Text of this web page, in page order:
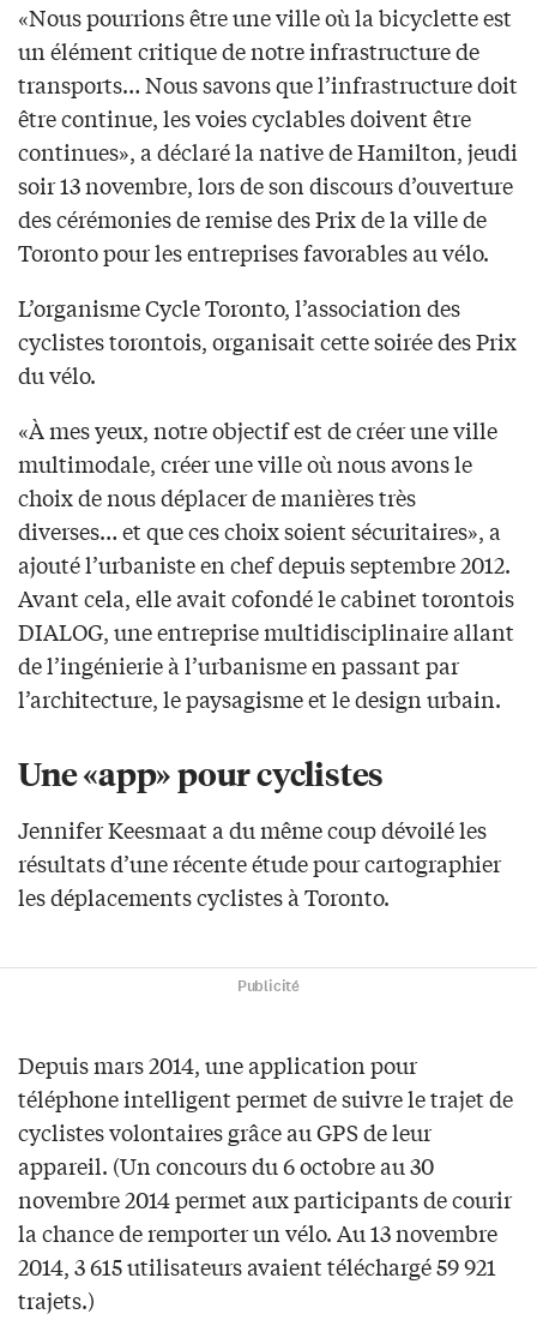
«Nous pourrions être une ville où la bicyclette est
un élément critique de notre infrastructure de
transports… Nous savons que l’infrastructure doit
être continue, les voies cyclables doivent être
continues», a déclaré la native de Hamilton, jeudi
soir 13 novembre, lors de son discours d’ouverture
des cérémonies de remise des Prix de la ville de
Toronto pour les entreprises favorables au vélo.
L’organisme Cycle Toronto, l’association des
cyclistes torontois, organisait cette soirée des Prix
du vélo.
«À mes yeux, notre objectif est de créer une ville
multimodale, créer une ville où nous avons le
choix de nous déplacer de manières très
diverses… et que ces choix soient sécuritaires», a
ajouté l’urbaniste en chef depuis septembre 2012.
Avant cela, elle avait cofondé le cabinet torontois
DIALOG, une entreprise multidisciplinaire allant
de l’ingénierie à l’urbanisme en passant par
l’architecture, le paysagisme et le design urbain.
Une «app» pour cyclistes
Jennifer Keesmaat a du même coup dévoilé les
résultats d’une récente étude pour cartographier
les déplacements cyclistes à Toronto.
Publicité
Depuis mars 2014, une application pour
téléphone intelligent permet de suivre le trajet de
cyclistes volontaires grâce au GPS de leur
appareil. (Un concours du 6 octobre au 30
novembre 2014 permet aux participants de courir
la chance de remporter un vélo. Au 13 novembre
2014, 3 615 utilisateurs avaient téléchargé 59 921
trajets.)